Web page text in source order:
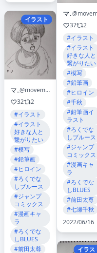
イラスト
マサ
@movemasayuki
32
2
#イラスト
#イラスト
好きな人と
繋がりたい
#模写
#鉛筆画
#ヒロイン
#ろくでな
しブルース
#ジャンプ
コミックス
#漫画キャ
ラ
#ろくでな
しBLUES
#前田太尊
マサ
37
2
#イラスト
#イラスト
好きな人と
繋がりたい
#模写
#鉛筆画
#ヒロイン
#千秋
#鉛筆画イ
ラスト
#ろくでな
しブルース
#ジャンプ
コミックス
#漫画キャ
ラ
#ろくでな
しBLUES
#前田太尊
#七瀬千秋
2022/06/16
イラス